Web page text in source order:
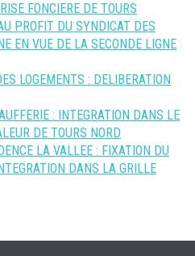
FONCIERE DE TOURS
PROFIT DU SYNDICAT DES
EN VUE DE LA SECONDE LIGNE
LOGEMENTS : DELIBERATION
: INTEGRATION DANS LE
DE TOURS NORD
LA VALLEE : FIXATION DU
DANS LA GRILLE